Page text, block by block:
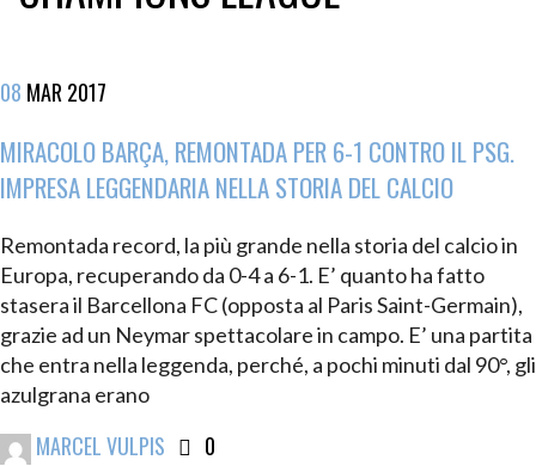
08 MAR 2017
MIRACOLO BARÇA, REMONTADA PER 6-1 CONTRO IL PSG.
IMPRESA LEGGENDARIA NELLA STORIA DEL CALCIO
Remontada record, la più grande nella storia del calcio in
Europa, recuperando da 0-4 a 6-1. E’ quanto ha fatto
stasera il Barcellona FC (opposta al Paris Saint-Germain),
grazie ad un Neymar spettacolare in campo. E’ una partita
che entra nella leggenda, perché, a pochi minuti dal 90°, gli
azulgrana erano
MARCEL VULPIS 0